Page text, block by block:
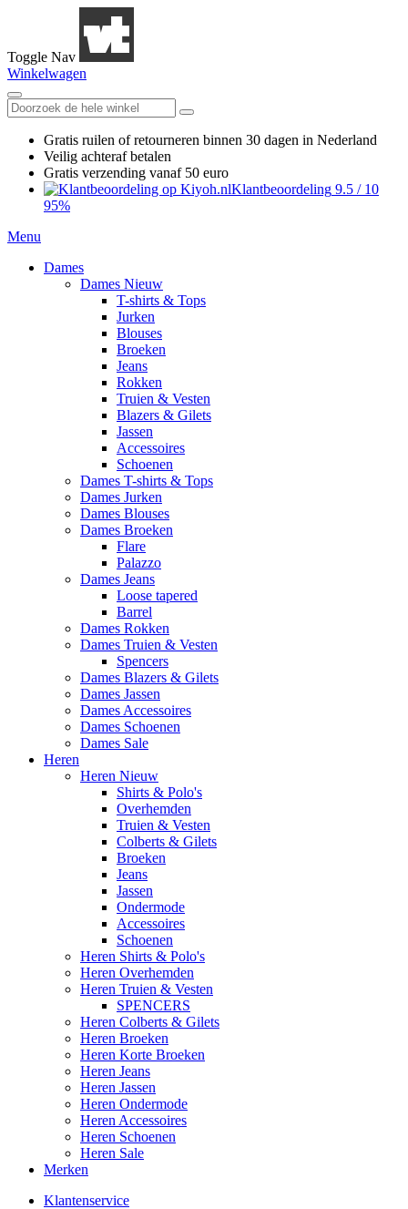
Toggle Nav
Winkelwagen
Gratis ruilen of retourneren binnen 30 dagen in Nederland
Veilig achteraf betalen
Gratis verzending vanaf 50 euro
Klantbeoordeling 9.5 / 10
95%
Menu
Dames
Dames Nieuw
T-shirts & Tops
Jurken
Blouses
Broeken
Jeans
Rokken
Truien & Vesten
Blazers & Gilets
Jassen
Accessoires
Schoenen
Dames T-shirts & Tops
Dames Jurken
Dames Blouses
Dames Broeken
Flare
Palazzo
Dames Jeans
Loose tapered
Barrel
Dames Rokken
Dames Truien & Vesten
Spencers
Dames Blazers & Gilets
Dames Jassen
Dames Accessoires
Dames Schoenen
Dames Sale
Heren
Heren Nieuw
Shirts & Polo's
Overhemden
Truien & Vesten
Colberts & Gilets
Broeken
Jeans
Jassen
Ondermode
Accessoires
Schoenen
Heren Shirts & Polo's
Heren Overhemden
Heren Truien & Vesten
SPENCERS
Heren Colberts & Gilets
Heren Broeken
Heren Korte Broeken
Heren Jeans
Heren Jassen
Heren Ondermode
Heren Accessoires
Heren Schoenen
Heren Sale
Merken
Klantenservice